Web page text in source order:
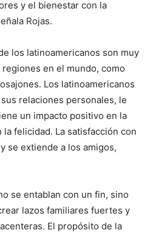
y el bienestar con la
Rojas.
los latinoamericanos son muy
en el mundo, como
Los latinoamericanos
relaciones personales, le
un impacto positivo en la
felicidad. La satisfacción con
se extiende a los amigos,
se entablan con un fin, sino
lazos familiares fuertes y
El propósito de la